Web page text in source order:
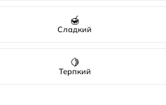
🍯
Сладкий
🍋
Терпкий